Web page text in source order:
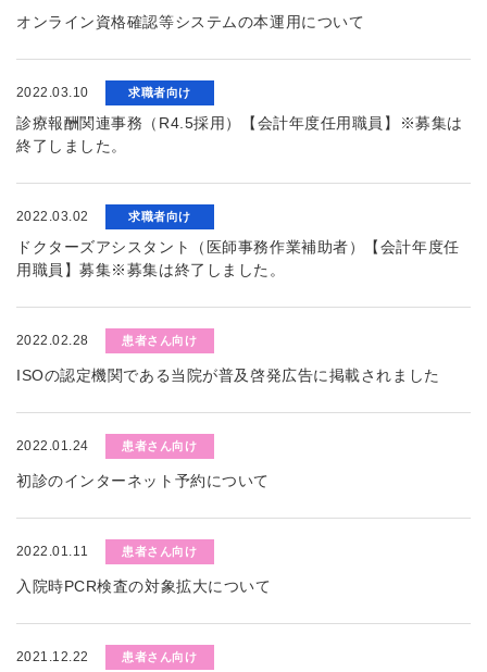
オンライン資格確認等システムの本運用について
2022.03.10 求職者向け
診療報酬関連事務（R4.5採用）【会計年度任用職員】※募集は
終了しました。
2022.03.02 求職者向け
ドクターズアシスタント（医師事務作業補助者）【会計年度任
用職員】募集※募集は終了しました。
2022.02.28 患者さん向け
ISOの認定機関である当院が普及啓発広告に掲載されました
2022.01.24 患者さん向け
初診のインターネット予約について
2022.01.11 患者さん向け
入院時PCR検査の対象拡大について
2021.12.22 患者さん向け